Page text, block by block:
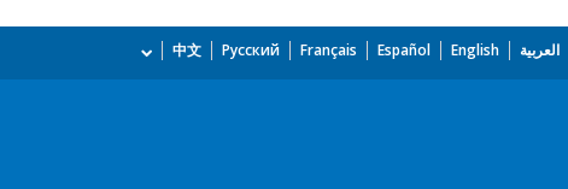
العربية English
Español
Français
Русский
中文